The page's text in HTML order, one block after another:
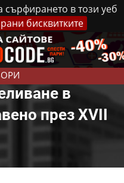
сърфирането в този уеб
бисквитките
Реклама Контакти
в
през XVII